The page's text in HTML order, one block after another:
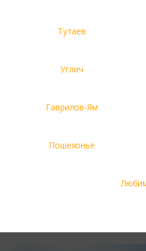
Тутаев
Углич
Гаврилов-Ям
Пошехонье